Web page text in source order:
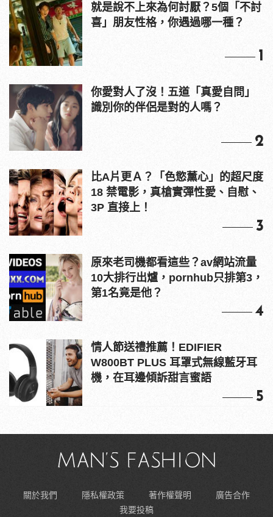
就是說不上來為何討厭？5個「不討
喜」朋友性格，你遇過哪一種？
1
你愛對人了沒！五道「真愛自問」
識別你的伴侶是對的人嗎？
2
比A片更Ａ？「色慾薰心」的超尺度
18 禁電影，真槍實彈性愛、自慰、
3P 直接上！
3
原來老司機都看這些？av網站流量
10大排行出爐，pornhub只排第3，
第1名竟是他？
4
情人節送禮推薦！EDIFIER
W800BT PLUS 耳罩式無線藍牙耳
機，在耳邊傾訴甜言蜜語
5
關於我們 隱私權政策 著作權聲明
廣告合作
我要投稿